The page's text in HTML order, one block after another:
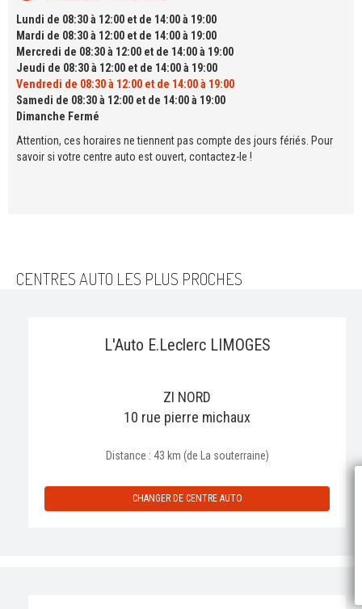
Lundi de 08:30 à 12:00 et de 14:00 à 19:00
Mardi de 08:30 à 12:00 et de 14:00 à 19:00
Mercredi de 08:30 à 12:00 et de 14:00 à 19:00
Jeudi de 08:30 à 12:00 et de 14:00 à 19:00
Vendredi de 08:30 à 12:00 et de 14:00 à 19:00
Samedi de 08:30 à 12:00 et de 14:00 à 19:00
Dimanche Fermé
Attention, ces horaires ne tiennent pas compte des jours fériés. Pour
savoir si votre centre auto est ouvert, contactez-le !
CENTRES AUTO LES PLUS PROCHES
L'Auto E.Leclerc LIMOGES
ZI NORD
10 rue pierre michaux
Distance : 43 km (de La souterraine)
CHANGER DE CENTRE AUTO